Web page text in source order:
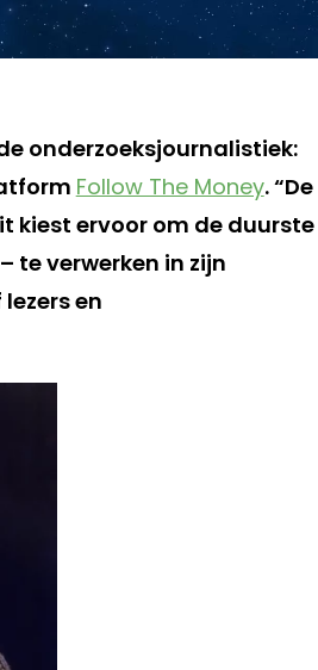
onderzoeksjournalistiek:
Follow The Money. “De
kiest ervoor om de duurste
te verwerken in zijn
en